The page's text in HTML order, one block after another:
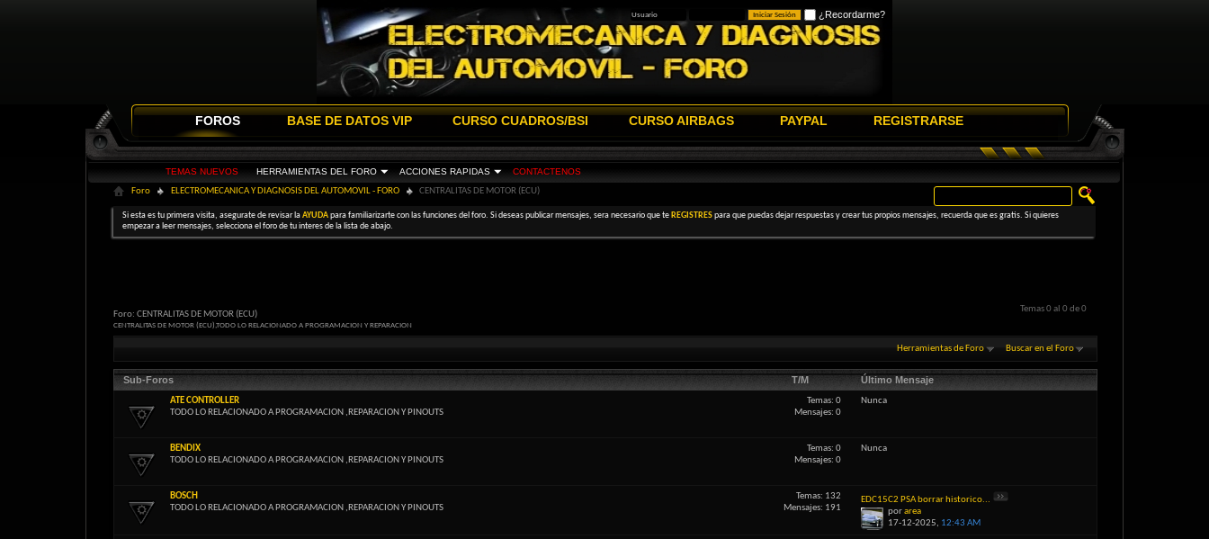
¿Recordarme?
FOROS
TEMAS NUEVOS HERRAMIENTAS DEL FORO ACCIONES RAPIDAS CONTACTENOS
BASE DE DATOS VIP CURSO CUADROS/BSI CURSO AIRBAGS PAYPAL REGISTRARSE
Foro ELECTROMECANICA Y DIAGNOSIS DEL AUTOMOVIL - FORO CENTRALITAS DE MOTOR (ECU)
Si esta es tu primera visita, asegurate de revisar laAYUDApara familiarizarte con las funciones del foro. Si deseas publicar mensajes, sera necesario que te REGISTRESpara que puedas dejar respuestas y crear tus propios mensajes, recuerda que es gratis. Si quieres
empezar a leer mensajes, selecciona el foro de tu interes de la lista de abajo.
Temas 0 al 0 de 0
Foro: CENTRALITAS DE MOTOR (ECU)
CENTRALITAS DE MOTOR (ECU),TODO LO RELACIONADO A PROGRAMACION Y REPARACION
Herramientas de Foro Buscar en el Foro
Sub-Foros T/M Último Mensaje
ATE CONTROLLER
TODO LO RELACIONADO A PROGRAMACION ,REPARACION Y PINOUTS
Temas: 0
Mensajes: 0
Nunca
BENDIX
TODO LO RELACIONADO A PROGRAMACION ,REPARACION Y PINOUTS
Temas: 0
Mensajes: 0
Nunca
BOSCH
TODO LO RELACIONADO A PROGRAMACION ,REPARACION Y PINOUTS
Temas: 132
Mensajes: 191
EDC15C2 PSA borrar historico...
porarea
17-12-2025, 12:43 AM